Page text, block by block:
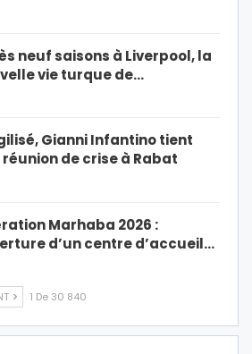
neuf saisons à Liverpool, la
vie turque de…
Gianni Infantino tient
réunion de crise à Rabat
Marhaba 2026 :
d’un centre d’accueil…
1 De 30 840